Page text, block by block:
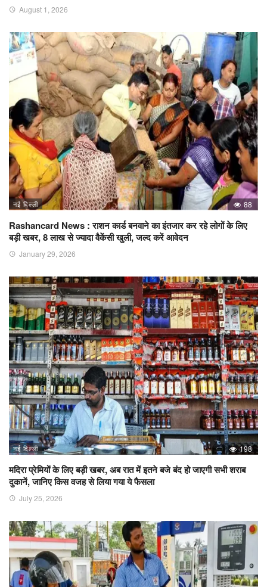
August 1, 2026
नई दिल्ली 88
Rashancard News : राशन कार्ड बनवाने का इंतजार कर रहे लोगों के लिए
बड़ी खबर, 8 लाख से ज्यादा वैकेंसी खुली, जल्द करें आवेदन
January 29, 2026
नई दिल्ली 198
मदिरा प्रेमियों के लिए बड़ी खबर, अब रात में इतने बजे बंद हो जाएगी सभी शराब
दुकानें, जानिए किस वजह से लिया गया ये फैसला
July 25, 2026